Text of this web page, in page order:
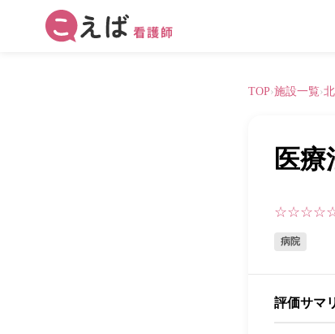
TOP›施設一覧›
医
病院
評価サマ